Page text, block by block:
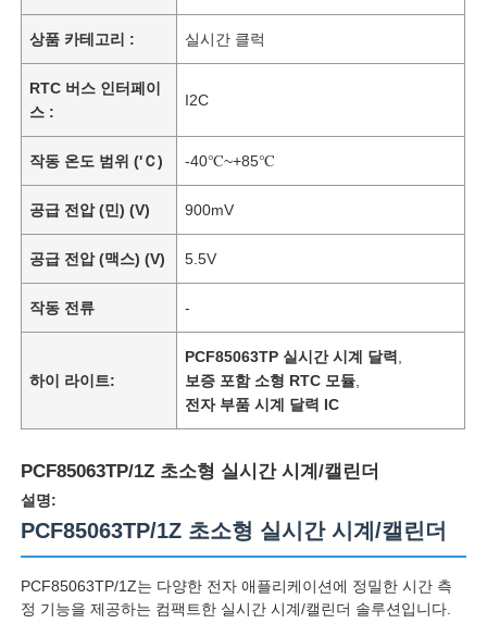
상품 카테고리 : 실시간 클럭
RTC 버스 인터페이
스 :
I2C
작동 온도 범위 ('Ｃ) -40℃~+85℃
공급 전압 (민) (V) 900mV
공급 전압 (맥스) (V) 5.5V
작동 전류 -
하이 라이트:
PCF85063TP 실시간 시계 달력
보증 포함 소형 RTC 모듈
전자 부품 시계 달력 IC
PCF85063TP/1Z 초소형 실시간 시계/캘린더
설명:
PCF85063TP/1Z 초소형 실시간 시계/캘린더
PCF85063TP/1Z는 다양한 전자 애플리케이션에 정밀한 시간 측
정 기능을 제공하는 컴팩트한 실시간 시계/캘린더 솔루션입니다.